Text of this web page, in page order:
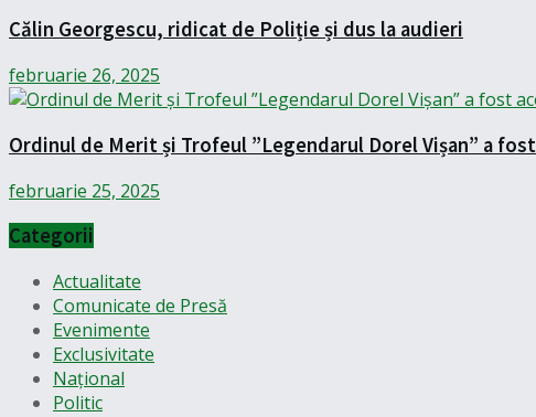
Călin Georgescu, ridicat de Poliție și dus la audieri
februarie 26, 2025
Ordinul de Merit și Trofeul ”Legendarul Dorel Vișan” a
februarie 25, 2025
Categorii
Actualitate
Comunicate de Presă
Evenimente
Exclusivitate
Național
Politic